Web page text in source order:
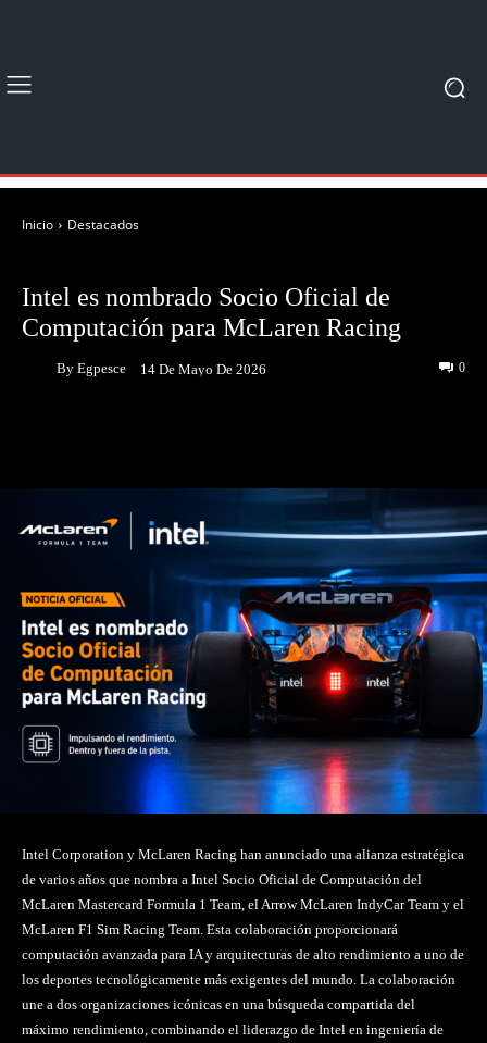
Inicio Destacados
Intel es nombrado Socio Oficial de
Computación para McLaren Racing
By Egpesce 14 De Mayo De 2026 0
Intel Corporation y McLaren Racing han anunciado una alianza estratégica
de varios años que nombra a Intel Socio Oficial de Computación del
McLaren Mastercard Formula 1 Team, el Arrow McLaren IndyCar Team y el
McLaren F1 Sim Racing Team. Esta colaboración proporcionará
computación avanzada para IA y arquitecturas de alto rendimiento a uno de
los deportes tecnológicamente más exigentes del mundo. La colaboración
une a dos organizaciones icónicas en una búsqueda compartida del
máximo rendimiento, combinando el liderazgo de Intel en ingeniería de